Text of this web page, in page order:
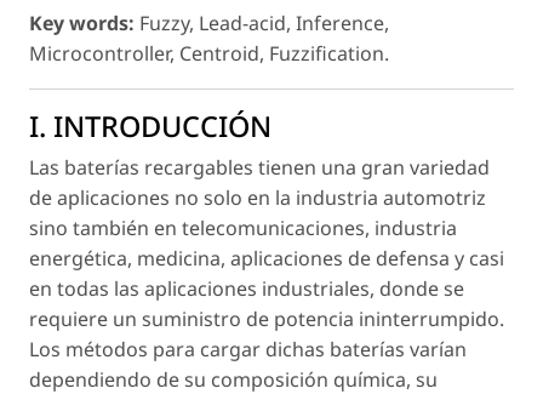
Key words: Fuzzy, Lead-acid, Inference,
Microcontroller, Centroid, Fuzzification.
I. INTRODUCCIÓN
Las baterías recargables tienen una gran variedad
de aplicaciones no solo en la industria automotriz
sino también en telecomunicaciones, industria
energética, medicina, aplicaciones de defensa y casi
en todas las aplicaciones industriales, donde se
requiere un suministro de potencia ininterrumpido.
Los métodos para cargar dichas baterías varían
dependiendo de su composición química, su